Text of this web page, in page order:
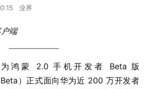
业界
端
鸿蒙 2.0 手机开发者 Beta 版
Beta）正式面向华为近 200 万开发者